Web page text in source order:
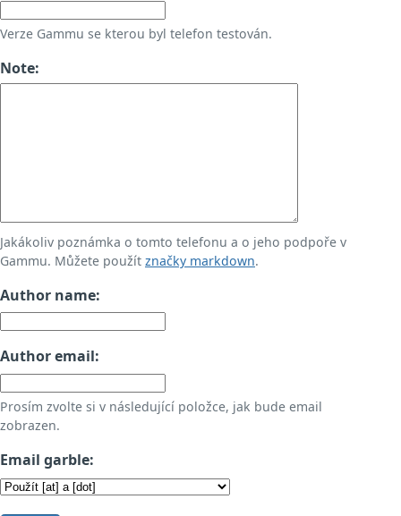
Verze Gammu se kterou byl telefon testován.
Note:
Jakákoliv poznámka o tomto telefonu a o jeho podpoře v
Gammu. Můžete použít značky markdown.
Author name:
Author email:
Prosím zvolte si v následující položce, jak bude email
zobrazen.
Email garble: